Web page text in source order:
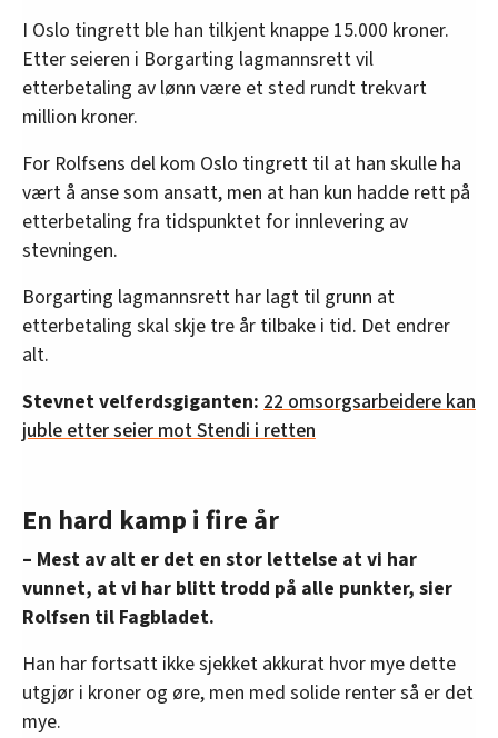
I Oslo tingrett ble han tilkjent knappe 15.000 kroner.
Etter seieren i Borgarting lagmannsrett vil
etterbetaling av lønn være et sted rundt trekvart
million kroner.
For Rolfsens del kom Oslo tingrett til at han skulle ha
vært å anse som ansatt, men at han kun hadde rett på
etterbetaling fra tidspunktet for innlevering av
stevningen.
Borgarting lagmannsrett har lagt til grunn at
etterbetaling skal skje tre år tilbake i tid. Det endrer
alt.
Stevnet velferdsgiganten: 22 omsorgsarbeidere kan
juble etter seier mot Stendi i retten
En hard kamp i fire år
– Mest av alt er det en stor lettelse at vi har
vunnet, at vi har blitt trodd på alle punkter, sier
Rolfsen til Fagbladet.
Han har fortsatt ikke sjekket akkurat hvor mye dette
utgjør i kroner og øre, men med solide renter så er det
mye.